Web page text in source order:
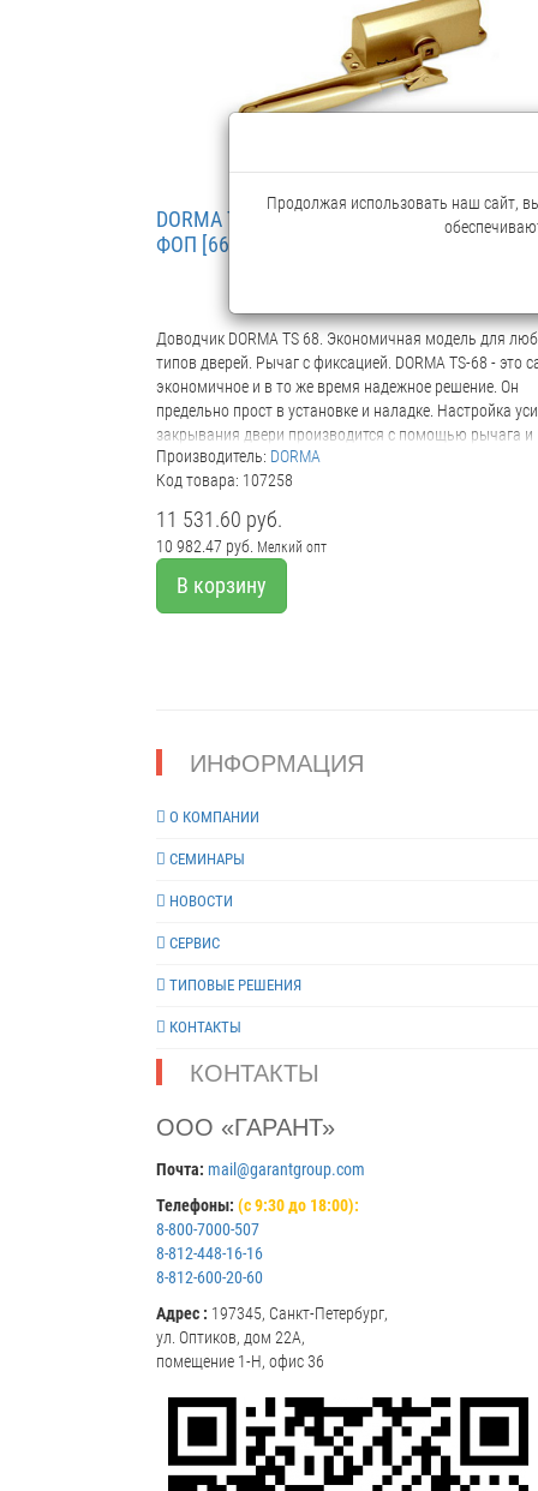
закрывания Да Регулируемая скорость закрывания
Регулируемый дохлоп Да Для левых и правых дверей
Задержка закрывания Нет Торможение открывания Да
Упругий ограничитель открывания Нет Вес доводчика,
DORMA TS-68 EN2/3/4 Доводчик, с
ФОП [66400211] белый (в коробке 14шт)
Доводчик DORMA TS 68. Экономичная модель для
типов дверей. Рычаг с фиксацией. DORMA TS-68 - это
экономичное и в то же время надежное решение. Он
предельно прост в установке и наладке. Настройка
закрывания двери производится с помощью рычага и
изменения монтажных размеров Данные и
Ширина двери, до 1100 мм Маятниковые двери Нет
Внешние двери с открыванием наружу Нет
Противопожарные и дымозащитные двери Нет Для
и правых дверей Да Амортизация открывания Нет
Замедление закрывания Нет Фиксация открытого
положения Да Вес доводчика, кг 1,4
Производитель: DORMA
Код товара: 107258
11 531.60 руб.
10 982.47 руб. Мелкий опт
В корзину
ИНФОРМАЦИЯ
О КОМПАНИИ
СЕМИНАРЫ
НОВОСТИ
СЕРВИС
ТИПОВЫЕ РЕШЕНИЯ
КОНТАКТЫ
КОНТАКТЫ
ООО «ГАРАНТ»
Почта: mail@garantgroup.com
Телефоны: (с 9:30 до 18:00):
8-800-7000-507
8-812-448-16-16
8-812-600-20-60
Адрес : 197345, Санкт-Петербург,
ул. Оптиков, дом 22А,
помещение 1-Н, офис 36
Продолжая использовать наш сайт,